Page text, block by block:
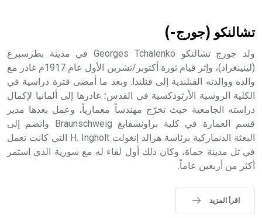
- هل تعلم أن أبجر Abgar اسم معروف جيداً يعود إلى عدد من
الملوك الذين حكموا مدينة إديسا (الرها) من أبجر الأول وحتى
التاسع، وهم ينتسبون إلى أسرة أوسروين
حيث تقتصر القيمة الصوتية للعلامة الك
تشالنكو (جورج-)
ولد جورج تشالنكو Georges Tchalenko في مدينة بطرسبرغ
(لينينغراد)، وإثر قيام ثورة أكتوبر/تشرين الأول عام 1917م غادر مع
والده ووالدته الفنلندية إلى فنلندا. وبعد ما أمضى فترة دراسية في
الكلية الروسية الأرثوذكسية في القدس؛ غادرها إلى ألمانيا لإكمال
دراسته الجامعية حيث تخرّج مهندساً معمارياً، وعمل بعدها مدير
قسم العمارة في كلية براونشفايغ Braunschweig وانضم إلى
البعثة الدنماركية برئاسة هرالد إنغولت H. Ingholt التي كانت تعمل
في تل مدينة حماة، وكان ذلك أول لقاء له مع سورية الذي استمر
أكثر من أربعين عاماً.
اقرأ المزيد